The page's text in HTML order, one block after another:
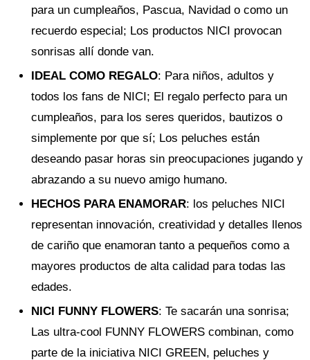
para un cumpleaños, Pascua, Navidad o como un
recuerdo especial; Los productos NICI provocan
sonrisas allí donde van.
IDEAL COMO REGALO: Para niños, adultos y
todos los fans de NICI; El regalo perfecto para un
cumpleaños, para los seres queridos, bautizos o
simplemente por que sí; Los peluches están
deseando pasar horas sin preocupaciones jugando y
abrazando a su nuevo amigo humano.
HECHOS PARA ENAMORAR: los peluches NICI
representan innovación, creatividad y detalles llenos
de cariño que enamoran tanto a pequeños como a
mayores productos de alta calidad para todas las
edades.
NICI FUNNY FLOWERS: Te sacarán una sonrisa;
Las ultra-cool FUNNY FLOWERS combinan, como
parte de la iniciativa NICI GREEN, peluches y